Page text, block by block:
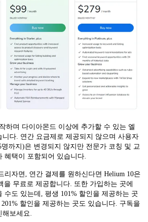
하며 다이아몬드 이상에 추가할 수 있는 엘
니다. 연간 요금제로 제공되지 않으며 사용자
까지)은 변경되지 않지만 전문가 코칭 및 교
혜택이 포함되어 있습니다.
리자면, 연간 결제를 원하신다면 Helium 10은
을 무료로 제공합니다. 또한 가입하는 곳에
수도 있는데, 평생 101% 할인을 제공하는 곳
할인을 제공하는 곳도 있습니다. 구독을
해보세요.